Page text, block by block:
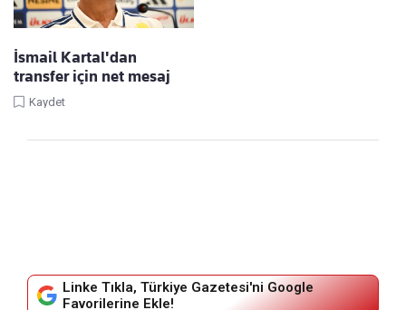
İsmail Kartal'dan
transfer için net mesaj
Kaydet
Linke Tıkla, Türkiye Gazetesi'ni Google
Favorilerine Ekle!